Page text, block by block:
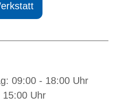
09:00 - 18:00 Uhr
15:00 Uhr